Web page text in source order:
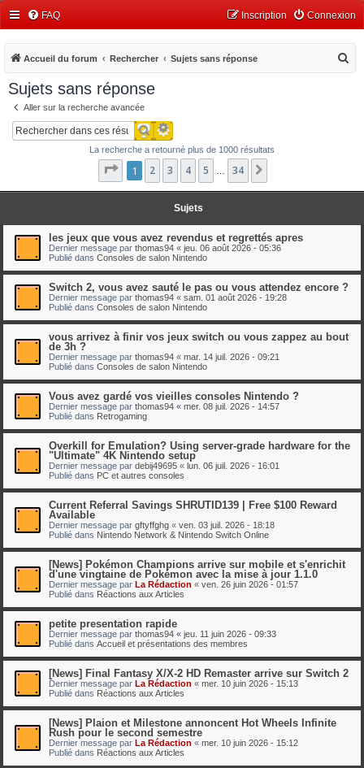
FAQ Connexion
Inscription
Accueil du forum Rechercher Sujets sans réponse
h
Sujets sans réponse
Aller sur la recherche avancée
Rechercher
Recherche avancée
La recherche a retourné plus de 1000 résultats
Page sur34
1 2 3 4 5 34
Sujets
les jeux que vous avez revendus et regrettés apres
Dernier message par thomas94 « jeu. 06 août 2026 - 05:36
Publié dans Consoles de salon Nintendo
Switch 2, vous avez sauté le pas ou vous attendez encore ?
Dernier message par thomas94 « sam. 01 août 2026 - 19:28
Publié dans Consoles de salon Nintendo
vous arrivez à finir vos jeux switch ou vous zappez au bout
de 3h ?
Dernier message par thomas94 « mar. 14 juil. 2026 - 09:21
Publié dans Consoles de salon Nintendo
Vous avez gardé vos vieilles consoles Nintendo ?
Dernier message par thomas94 « mer. 08 juil. 2026 - 14:57
Publié dans Retrogaming
Overkill for Emulation? Using server-grade hardware for the
"Ultimate" 4K Nintendo setup
Dernier message par debij49695 « lun. 06 juil. 2026 - 16:01
Publié dans PC et autres consoles
Current Referral Savings SHRUTID139 | Free $100 Reward
Available
Dernier message par gftyffghg « ven. 03 juil. 2026 - 18:18
Publié dans Nintendo Network & Nintendo Switch Online
[News] Pokémon Champions arrive sur mobile et s'enrichit
d'une vingtaine de Pokémon avec la mise à jour 1.1.0
Dernier message par La Rédaction « ven. 26 juin 2026 - 01:57
Publié dans Réactions aux Articles
petite presentation rapide
Dernier message par thomas94 « jeu. 11 juin 2026 - 09:33
Publié dans Accueil et présentations des membres
[News] Final Fantasy X/X-2 HD Remaster arrive sur Switch 2
Dernier message par La Rédaction « mer. 10 juin 2026 - 15:13
Publié dans Réactions aux Articles
[News] Plaion et Milestone annoncent Hot Wheels Infinite
Rush pour le second semestre
Dernier message par La Rédaction « mer. 10 juin 2026 - 15:12
Publié dans Réactions aux Articles